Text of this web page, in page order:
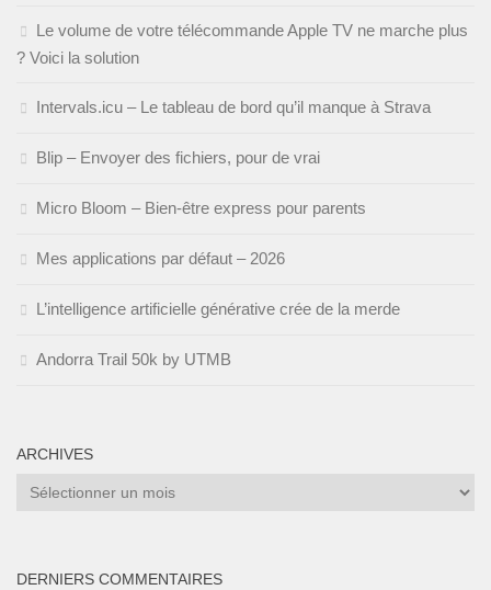
Le volume de votre télécommande Apple TV ne marche plus
? Voici la solution
Intervals.icu – Le tableau de bord qu’il manque à Strava
Blip – Envoyer des fichiers, pour de vrai
Micro Bloom – Bien-être express pour parents
Mes applications par défaut – 2026
L’intelligence artificielle générative crée de la merde
Andorra Trail 50k by UTMB
ARCHIVES
Archives
DERNIERS COMMENTAIRES